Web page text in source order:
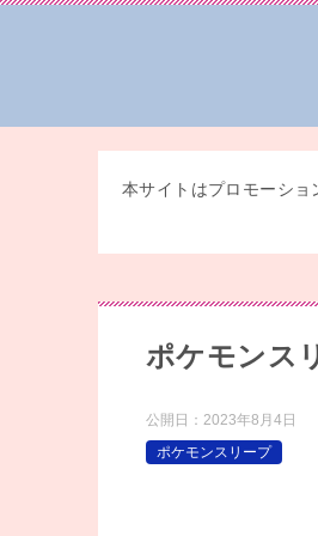
本サイトはプロモーショ
ポケモンス
公開日： 2023年8月4日
ポケモンスリープ